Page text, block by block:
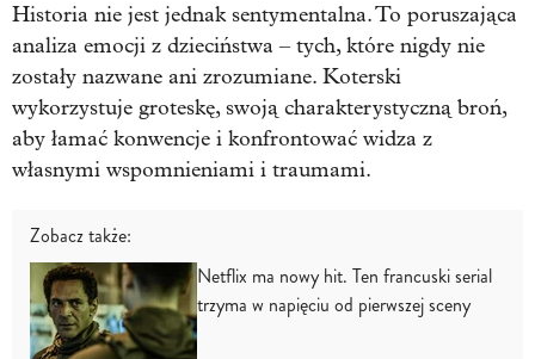
Historia nie jest jednak sentymentalna. To poruszająca
analiza emocji z dzieciństwa – tych, które nigdy nie
zostały nazwane ani zrozumiane. Koterski
wykorzystuje groteskę, swoją charakterystyczną broń,
aby łamać konwencje i konfrontować widza z
własnymi wspomnieniami i traumami.
Zobacz także:
Netflix ma nowy hit. Ten francuski serial
trzyma w napięciu od pierwszej sceny